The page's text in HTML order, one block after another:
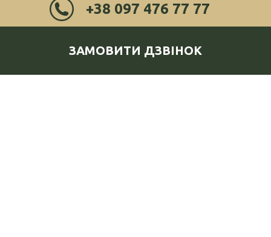
+38 097 476 77 77
ЗАМОВИТИ ДЗВІНОК